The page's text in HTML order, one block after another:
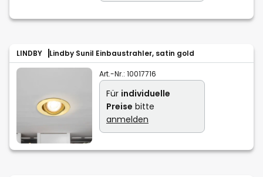
LINDBY Lindby Sunil Einbaustrahler, satin gold
Art.-Nr.: 10017716
Für individuelle
Preise bitte
anmelden